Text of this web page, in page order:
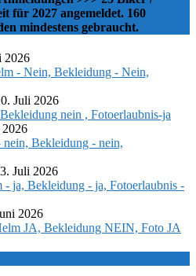
für 2027 angemeldet. 160
mindestens gebraucht.
2026
- Nein, Bekleidung - Nein,
Juli 2026
nein , Fotoerlaubnis-ja
Bekleidung - nein,
3. Juli 2026
ja, Bekleidung - ja, Fotoerlaubnis -
2026
JA, Bekleidung NEIN, Foto JA